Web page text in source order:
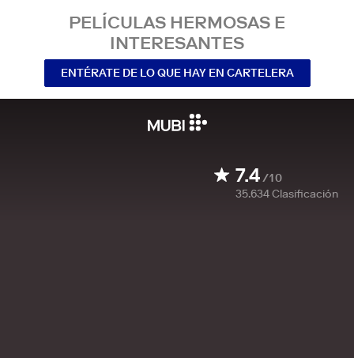
PELÍCULAS HERMOSAS E
INTERESANTES
ENTÉRATE DE LO QUE HAY EN CARTELERA
7.4/10
35.634Clasificación